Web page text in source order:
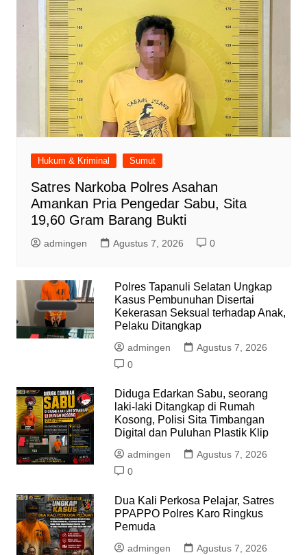
Hukum & Kriminal Sumut
Satres Narkoba Polres Asahan
Amankan Pria Pengedar Sabu, Sita
19,60 Gram Barang Bukti
admingen Agustus 7, 2026 0
Polres Tapanuli Selatan Ungkap
Kasus Pembunuhan Disertai
Kekerasan Seksual terhadap Anak,
Pelaku Ditangkap
admingen
Agustus 7, 2026
0
Diduga Edarkan Sabu, seorang
laki-laki Ditangkap di Rumah
Kosong, Polisi Sita Timbangan
Digital dan Puluhan Plastik Klip
admingen
Agustus 7, 2026
0
Dua Kali Perkosa Pelajar, Satres
PPAPPO Polres Karo Ringkus
Pemuda
admingen
Agustus 7, 2026